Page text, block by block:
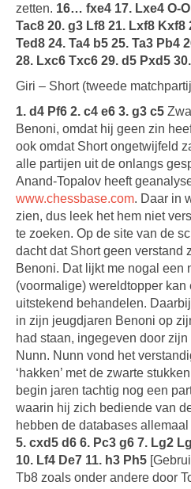
zetten. 16… fxe4 17. Lxe4 O-
Tac8 20. g3 Lf8 21. Lxf8 Kxf8
Ted8 24. Ta4 b5 25. Ta3 Pb4
28. Lxc6 Txc6 29. d5 Pxd5
Giri – Short (tweede
1. d4 Pf6 2. c4 e6 3. g3 c5
Benoni, omdat hij geen zin
ook omdat Short ongetwijfeld
alle partijen uit de onlangs
Anand-Topalov heeft
www.chessbase.com. Daar in
zien, dus leek het hem niet
te zoeken. Op de site van de
dacht dat Short geen verstand
Benoni. Dat lijkt me nogal een
(voormalige) wereldtopper
uitstekend behandelen.
in zijn jeugdjaren Benoni op
had staan, ingegeven door
Nunn. Nunn vond het
‘hakken’ met de zwarte
begin jaren tachtig nog een
waarin hij zich bediende van
hebben de databases
5. cxd5 d6 6. Pc3 g6 7. Lg2
10. Lf4 De7 11. h3 Ph5
Tb8 zoals onder andere door